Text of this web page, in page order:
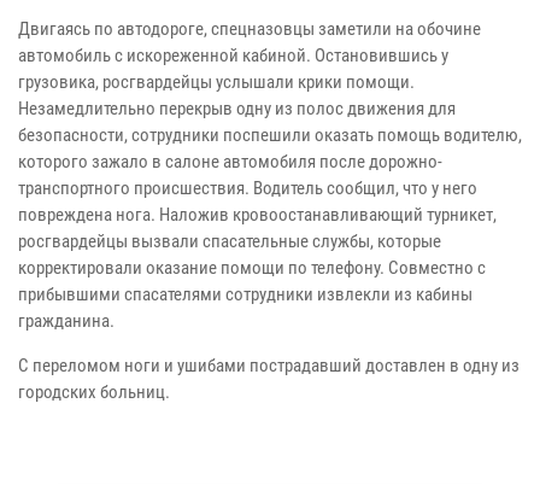
Двигаясь по автодороге, спецназовцы заметили на обочине
автомобиль с искореженной кабиной. Остановившись у
грузовика, росгвардейцы услышали крики помощи.
Незамедлительно перекрыв одну из полос движения для
безопасности, сотрудники поспешили оказать помощь водителю,
которого зажало в салоне автомобиля после дорожно-
транспортного происшествия. Водитель сообщил, что у него
повреждена нога. Наложив кровоостанавливающий турникет,
росгвардейцы вызвали спасательные службы, которые
корректировали оказание помощи по телефону. Совместно с
прибывшими спасателями сотрудники извлекли из кабины
гражданина.
С переломом ноги и ушибами пострадавший доставлен в одну из
городских больниц.